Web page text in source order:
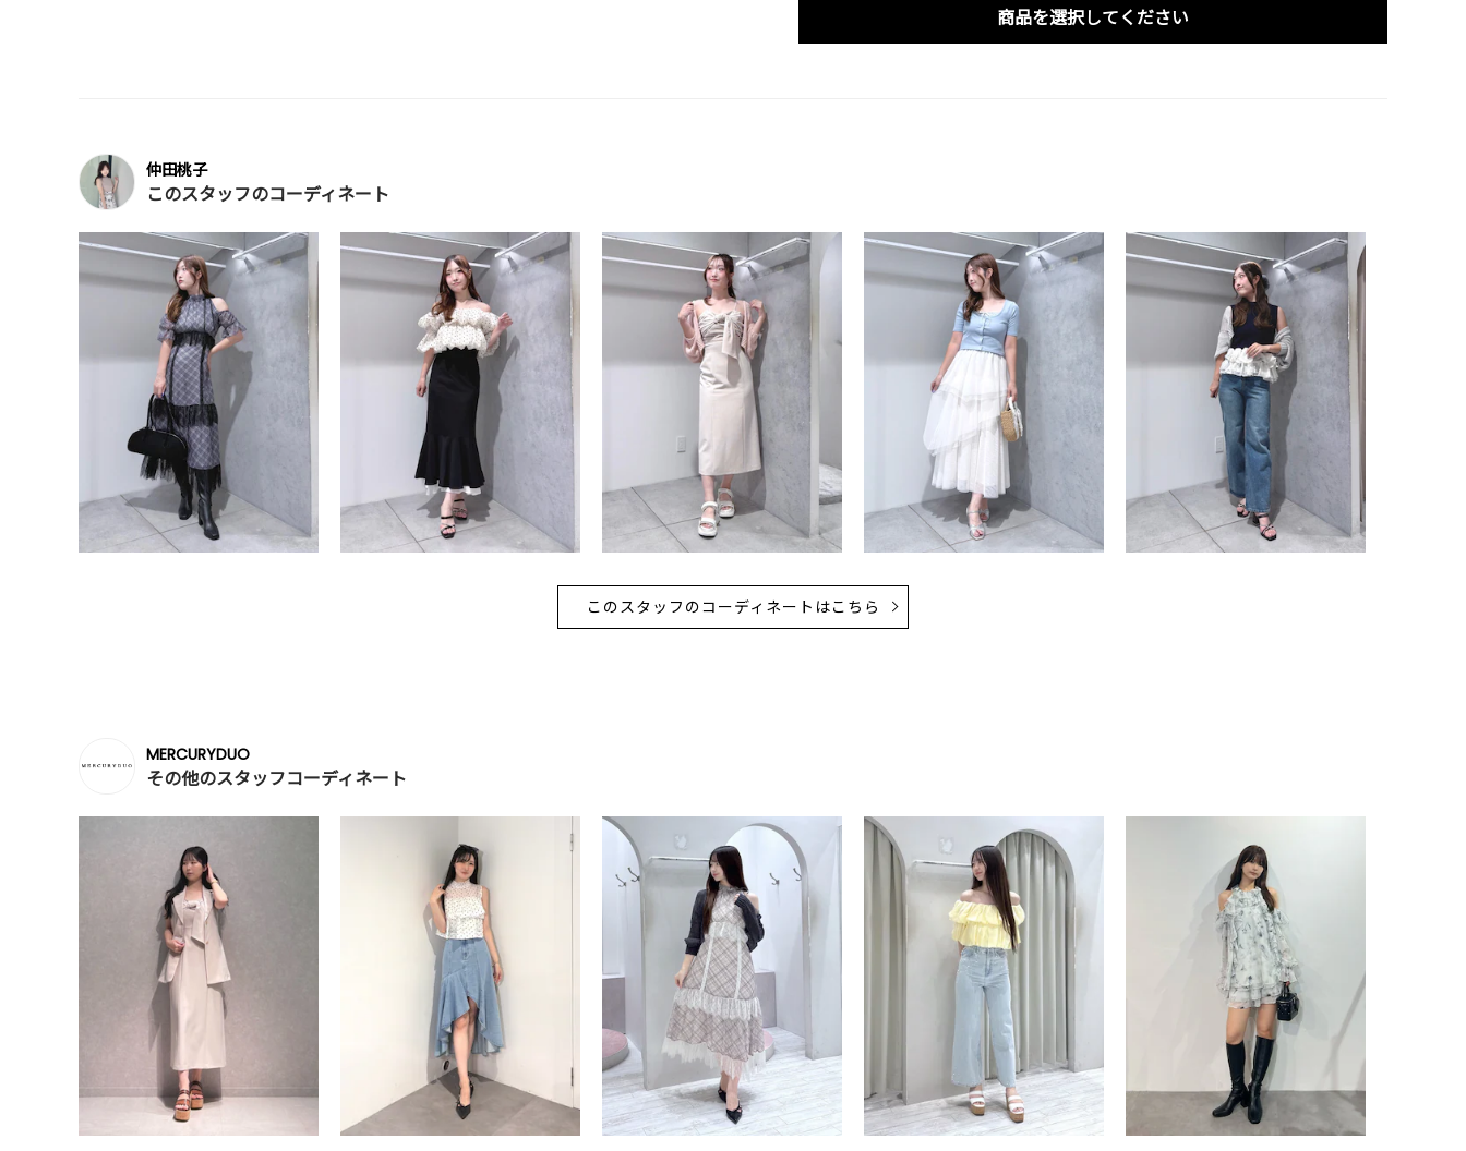
商品を選択してください
仲田桃子
このスタッフのコーディネート
このスタッフのコーディネートはこちら
MERCURYDUO
その他のスタッフコーディネート